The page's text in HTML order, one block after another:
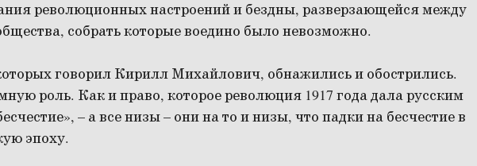
революционных настроений и бездны, разверзающейся между
собрать которые воедино было невозможно.
говорил Кирилл Михайлович, обнажились и обострились.
роль. Как и право, которое революция 1917 года дала русским
– а все низы – они на то и низы, что падки на бесчестие в
эпоху.